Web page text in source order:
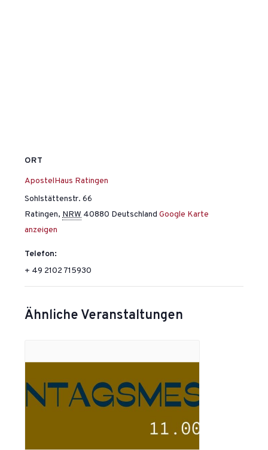
ORT
ApostelHaus Ratingen
Sohlstättenstr. 66
Ratingen, NRW 40880 Deutschland Google Karte
anzeigen
Telefon:
+ 49 2102 715930
Ähnliche Veranstaltungen